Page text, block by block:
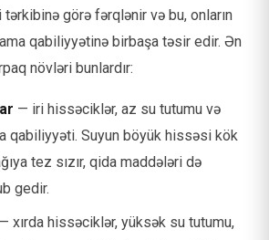
görə fərqlənir və bu, onların
qabiliyyətinə birbaşa təsir edir. Ən
növləri bunlardır:
— iri hissəciklər, az su tutumu və
qabiliyyəti. Suyun böyük hissəsi kök
tez sızır, qida maddələri də
gedir.
— xırda hissəciklər, yüksək su tutumu,